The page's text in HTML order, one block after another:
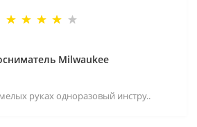
Milwaukee
руках одноразовый инстру..